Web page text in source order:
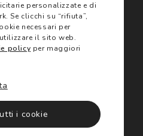
e condizioni
di vendita
di sicurezza sui prodotti
sulla Privacy
dei cookie
personalizzate e di
Se clicchi su “rifiuta”,
necessari per
il sito web.
policy per maggiori
i cookie